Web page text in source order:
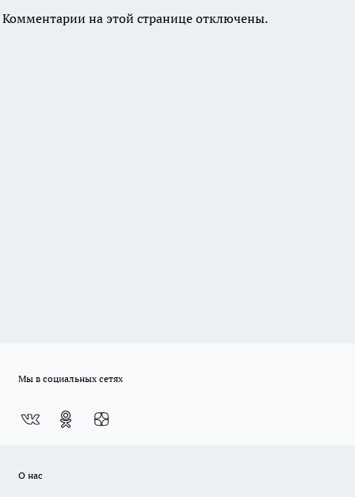
Комментарии на этой странице отключены.
Мы в социальных сетях
О нас